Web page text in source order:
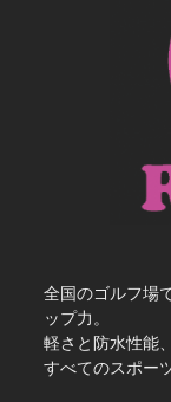
全国のゴルフ場
ップ力。
軽さと防水性能
すべてのスポー